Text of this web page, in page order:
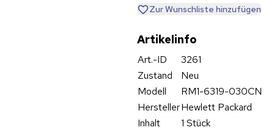
Zur Wunschliste hinzufügen
Artikelinfo
Art.-ID
3261
Zustand
Neu
Modell
RM1-6319-030CN
HerstellerHewlett Packard
Inhalt
1 Stück